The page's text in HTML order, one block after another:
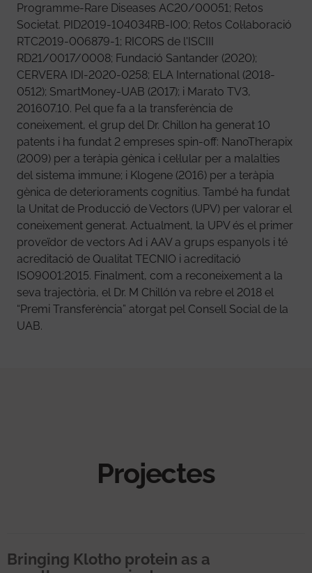
Programme-Rare Diseases AC20/00051; Retos
Societat. PID2019-104034RB-I00; Retos Col·laboració
RTC2019-006879-1; RICORS de l'ISCIII
RD21/0017/0008; Fundació Santander (2020);
CERVERA IDI-2020-0258; ELA International (2018-
0512); SmartMoney-UAB (2017); i Marato TV3,
201607.10. Pel que fa a la transferència de
coneixement, el grup del Dr. Chillon ha generat 10
patents i ha fundat 2 empreses spin-off: NanoTherapix
(2009) per a teràpia gènica i cel·lular per a malalties
del sistema immune; i Klogene (2016) per a teràpia
gènica de deterioraments cognitius. També ha fundat
la Unitat de Producció de Vectors (UPV) per valorar el
coneixement generat. Actualment, la UPV és el primer
proveïdor de vectors Ad i AAV a grups espanyols i té
acreditació de Qualitat TECNIO i acreditació
ISO9001:2015. Finalment, com a reconeixement a la
seva trajectòria, el Dr. M Chillón va rebre el 2018 el
“Premi Transferència” atorgat pel Consell Social de la
UAB.
Projectes
Bringing Klotho protein as a